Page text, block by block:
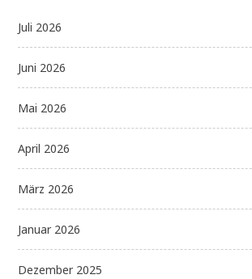
Juli 2026
Juni 2026
Mai 2026
April 2026
März 2026
Januar 2026
Dezember 2025